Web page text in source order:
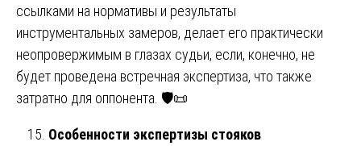
ссылками на нормативы и результаты
инструментальных замеров, делает его практически
неопровержимым в глазах судьи, если, конечно, не
будет проведена встречная экспертиза, что также
затратно для оппонента. 🛡️📜
Особенности экспертизы стояков